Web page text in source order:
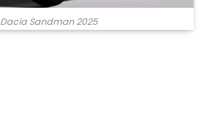
Dacia Sandman 2025